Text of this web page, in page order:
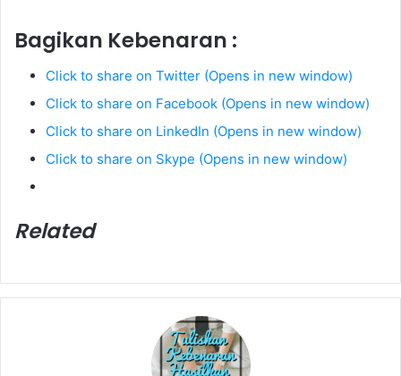
Bagikan Kebenaran :
Click to share on Twitter (Opens in new window)
Click to share on Facebook (Opens in new window)
Click to share on LinkedIn (Opens in new window)
Click to share on Skype (Opens in new window)
Related